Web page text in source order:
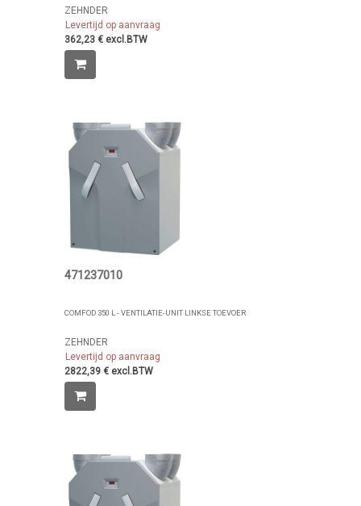
ZEHNDER
Levertijd op aanvraag
362,23 € excl.BTW
471237010
COMFOD 350 L - VENTILATIE-UNIT LINKSE TOEVOER
ZEHNDER
Levertijd op aanvraag
2822,39 € excl.BTW